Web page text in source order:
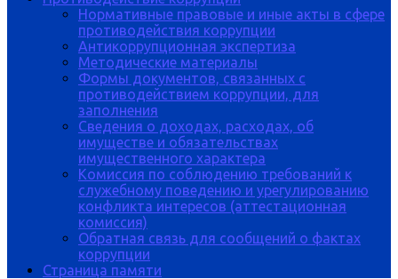
Нормативные правовые и иные акты в сфере
противодействия коррупции
Антикоррупционная экспертиза
Методические материалы
Формы документов, связанных с
противодействием коррупции, для
заполнения
Сведения о доходах, расходах, об
имуществе и обязательствах
имущественного характера
Комиссия по соблюдению требований к
служебному поведению и урегулированию
конфликта интересов (аттестационная
комиссия)
Обратная связь для сообщений о фактах
коррупции
Страница памяти